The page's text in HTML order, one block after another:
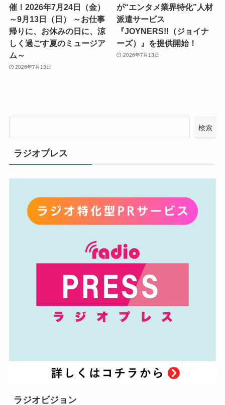
催！2026年7月24日（金）
～9月13日（日） ～お仕事
帰りに、お休みの日に、涼
しく過ごす夏のミュージア
ム～
2026年7月13日
が“エンタメ業界特化”人材
派遣サービス
『JOYNERS!!（ジョイナ
ーズ）』を提供開始！
2026年7月13日
検索
ラジオプレス
ラジオビジョン